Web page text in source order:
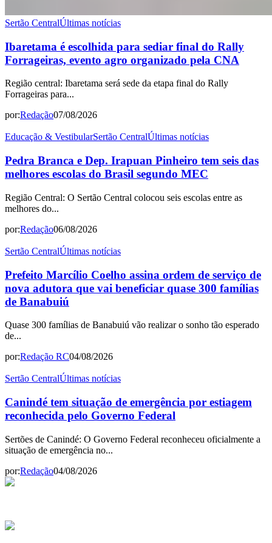
Sertão CentralÚltimas notícias
Ibaretama é escolhida para sediar final do Rally
Forrageiras, evento agro organizado pela CNA
Região central: Ibaretama será sede da etapa final do Rally
Forrageiras para...
por:Redação07/08/2026
Educação & VestibularSertão CentralÚltimas notícias
Pedra Branca e Dep. Irapuan Pinheiro tem seis das
melhores escolas do Brasil segundo MEC
Região Central: O Sertão Central colocou seis escolas entre as
melhores do...
por:Redação06/08/2026
Sertão CentralÚltimas notícias
Prefeito Marcílio Coelho assina ordem de serviço de
nova adutora que vai beneficiar quase 300 famílias
de Banabuiú
Quase 300 famílias de Banabuiú vão realizar o sonho tão esperado
de...
por:Redação RC04/08/2026
Sertão CentralÚltimas notícias
Canindé tem situação de emergência por estiagem
reconhecida pelo Governo Federal
Sertões de Canindé: O Governo Federal reconheceu oficialmente a
situação de emergência no...
por:Redação04/08/2026